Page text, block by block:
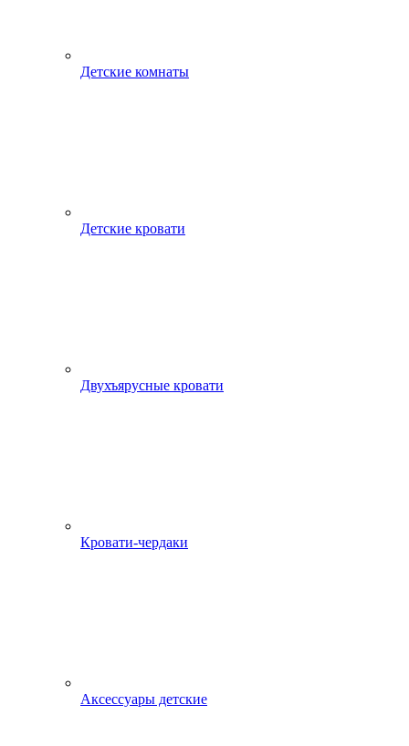
Детские комнаты
Детские кровати
Двухъярусные кровати
Кровати-чердаки
Аксессуары детские